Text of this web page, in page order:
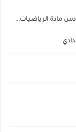
تجميعية الامتحانات الإقليمية المستوى السادس مادة الرياضيات يوليوز 2022